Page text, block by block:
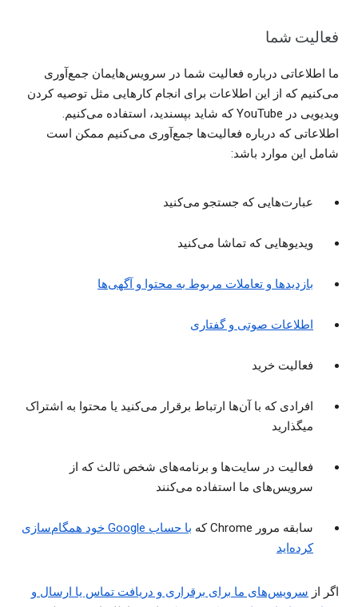
فعالیت شما
ما اطلاعاتی درباره فعالیت شما در سرویس‌هایمان جمع‌آوری
می‌کنیم که از این اطلاعات برای انجام کارهایی مثل توصیه کردن
ویدیویی در YouTube که شاید بپسندید، استفاده می‌کنیم.
اطلاعاتی که درباره فعالیت‌ها جمع‌آوری می‌کنیم ممکن است
شامل این موارد باشد:
عبارت‌هایی که جستجو می‌کنید
ویدیوهایی که تماشا می‌کنید
بازدیدها و تعاملات مربوط به محتوا و آگهی‌ها
اطلاعات صوتی و گفتاری
فعالیت خرید
افرادی که با آن‌ها ارتباط برقرار می‌کنید یا محتوا به اشتراک
میگذارید
فعالیت در سایت‌ها و برنامه‌های شخص ثالث که از
سرویس‌های ما استفاده می‌کنند
سابقه مرور Chrome که
با حساب Google خود همگام‌سازی
کرده‌اید
اگر از سرویس‌های ما برای برقراری و دریافت تماس یا ارسال و